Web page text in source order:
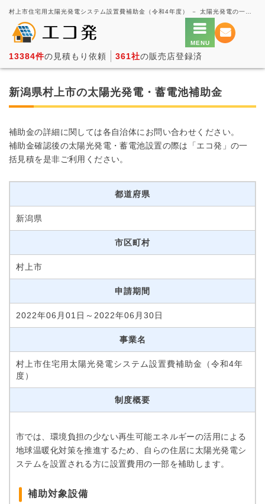
13384件の見積もり依頼 361社の販売店登録済
新潟県村上市の太陽光発電・蓄電池補助金
補助金の詳細に関しては各自治体にお問い合わせください。
補助金確認後の太陽光発電・蓄電池設置の際は「エコ発」の一
括見積を是非ご利用ください。
都道府県
新潟県
市区町村
村上市
申請期間
2022年06月01日～2022年06月30日
事業名
村上市住宅用太陽光発電システム設置費補助金（令和4年
度）
制度概要
市では、環境負担の少ない再生可能エネルギーの活用による
地球温暖化対策を推進するため、自らの住居に太陽光発電シ
ステムを設置される方に設置費用の一部を補助します。
補助対象設備